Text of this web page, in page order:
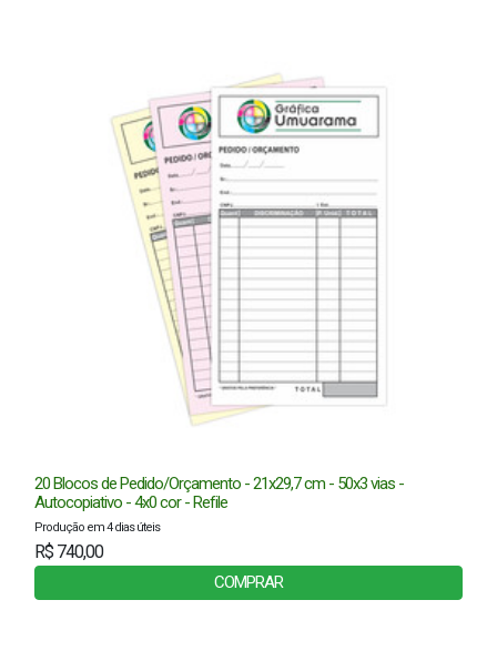
20 Blocos de Pedido/Orçamento - 21x29,7 cm - 50x3 vias -
Autocopiativo - 4x0 cor - Refile
Produção em 4 dias úteis
R$ 740,00
COMPRAR